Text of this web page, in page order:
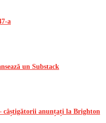
a
un Substack
câștigătorii anunțați la Brighton